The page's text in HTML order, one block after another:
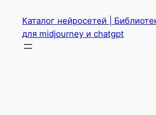
содержимому
Каталог нейросетей |
для midjourney и chatgpt